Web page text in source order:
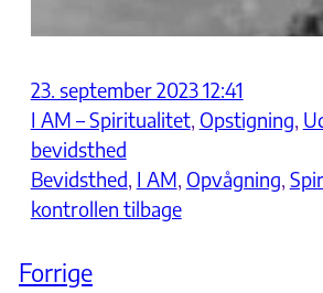
23. september 2023 12:41
I AM – Spiritualitet, Opstigning,
bevidsthed
Bevidsthed, I AM, Opvågning,
kontrollen tilbage
Forrige